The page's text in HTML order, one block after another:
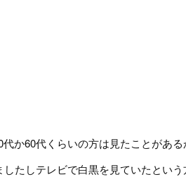
か60代くらいの方は見たことがある
たしテレビで白黒を見ていたとい